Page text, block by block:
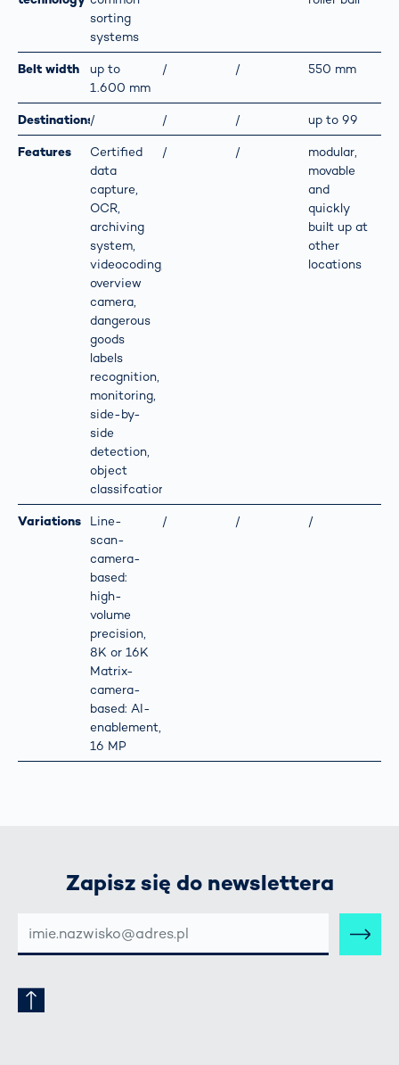
sorting
systems
Belt width
up to
1.600 mm
/ / 550 mm
Destinations/ / / up to 99
Features
Certified
data
capture,
OCR,
archiving
system,
videocoding,
overview
camera,
dangerous
goods
labels
recognition,
monitoring,
side-by-
side
detection,
object
classifcation
/ /
modular,
movable
and
quickly
built up at
other
locations
Variations
Line-
scan-
camera-
based:
high-
volume
precision,
8K or 16K
Matrix-
camera-
based: AI-
enablement,
16 MP
/ / /
Zapisz się do newslettera
MAIL-
ADRESSE